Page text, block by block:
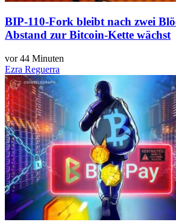
BIP-110-Fork bleibt nach zwei
Abstand zur Bitcoin-Kette wächst
vor 44 Minuten
Ezra Reguerra